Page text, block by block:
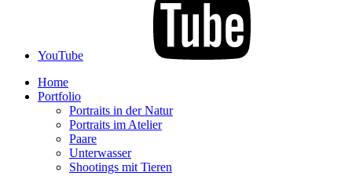
YouTube
Home
Portfolio
Portraits in der Natur
Portraits im Atelier
Paare
Unterwasser
Shootings mit Tieren